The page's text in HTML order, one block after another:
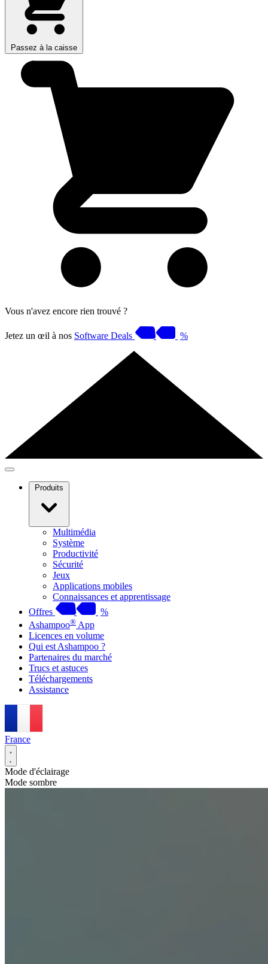
Passez à la caisse
Vous n'avez encore rien trouvé ?
Jetez un œil à nos Software Deals %
Produits
Multimédia
Système
Productivité
Sécurité
Jeux
Applications mobiles
Connaissances et apprentissage
Offres
%
Ashampoo® App
Licences en volume
Qui est Ashampoo ?
Partenaires du marché
Trucs et astuces
Téléchargements
Assistance
France
Mode d'éclairage
Mode sombre